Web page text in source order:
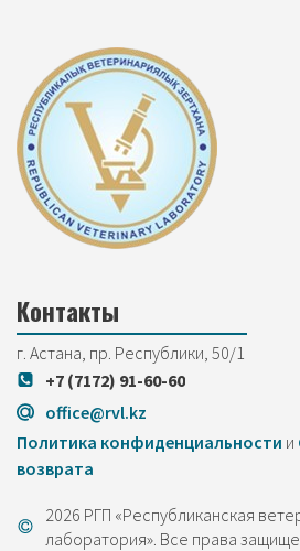
Контакты
г. Астана, пр. Республики, 50/1
+7 (7172) 91-60-60
office@rvl.kz
Политика конфиденциальности и
возврата
2026 РГП «Республиканская
лаборатория». Все права